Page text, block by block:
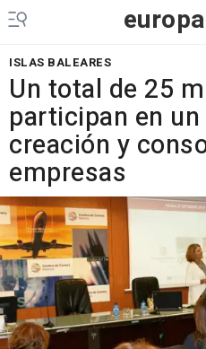
europa
ISLAS BALEARES
Un total de 25
participan en
creación y
empresas